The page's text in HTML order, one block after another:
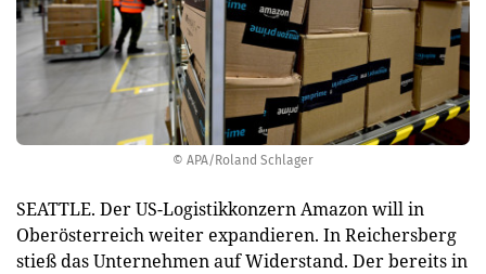
© APA/Roland Schlager
SEATTLE. Der US-Logistikkonzern Amazon will in
Oberösterreich weiter expandieren. In Reichersberg
stieß das Unternehmen auf Widerstand. Der bereits in